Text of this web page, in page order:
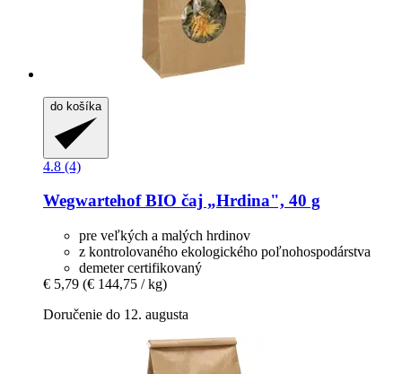
do košíka
4.8 (4)
WegwartehofBIO čaj „Hrdina", 40 g
pre veľkých a malých hrdinov
z kontrolovaného ekologického poľnohospodárstva
demeter certifikovaný
€ 5,79 (€ 144,75 / kg)
Doručenie do 12. augusta